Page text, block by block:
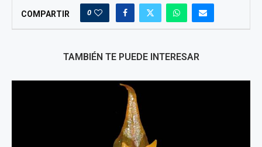
COMPARTIR 0
TAMBIÉN TE PUEDE INTERESAR